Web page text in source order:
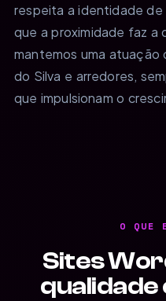
respeita a identidade
que a proximidade faz a
mantemos uma atuação
do Silva e arredores,
que impulsionam o
O QUE
Sites